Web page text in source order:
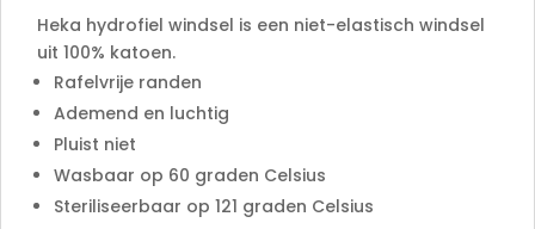
Heka hydrofiel windsel is een niet-elastisch windsel
uit 100% katoen.
Rafelvrije randen
Ademend en luchtig
Pluist niet
Wasbaar op 60 graden Celsius
Steriliseerbaar op 121 graden Celsius